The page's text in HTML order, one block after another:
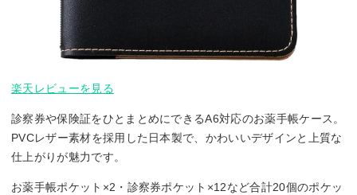
楽天レビューを見る
診察券や保険証をひとまとめにできるA6対応のお薬手帳ケース。
PVCレザー素材を採用した日本製で、かわいいデザインと上質な
仕上がりが魅力です。
お薬手帳ポケット×2・診察券ポケット×12など合計20個のポケッ